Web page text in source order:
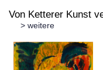
Von Ketterer Kunst
> weitere